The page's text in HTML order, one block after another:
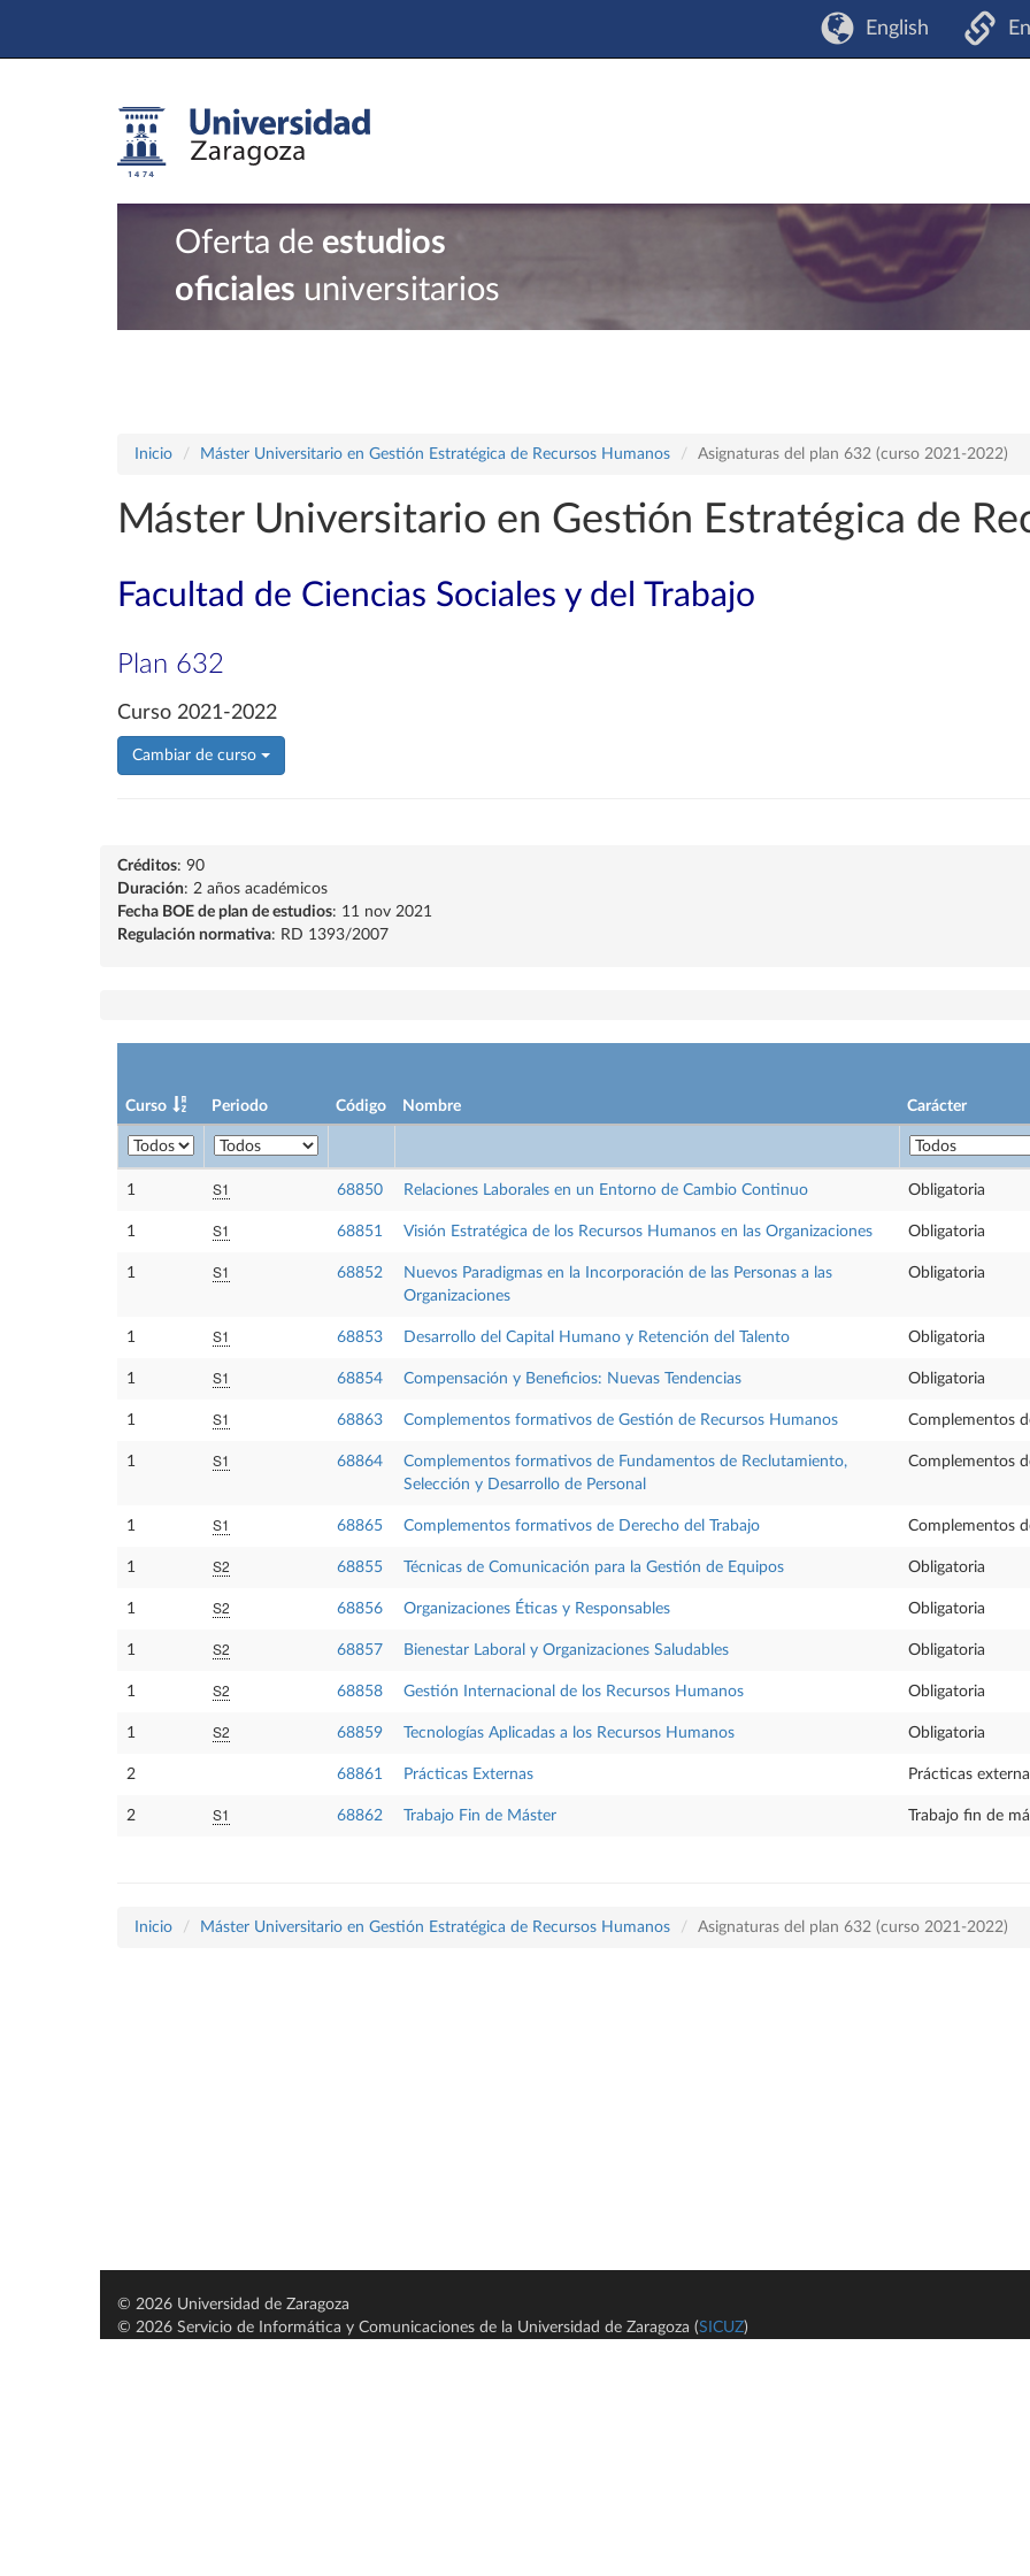
English
Oferta de estudios
oficiales universitarios
Inicio Máster Universitario en Gestión Estratégica de Recursos Humanos Asignaturas del plan 632 (curso 2021-2022)
Máster Universitario en Gestión Estratégica de
Facultad de Ciencias Sociales y del Trabajo
Plan 632
Curso 2021-2022
Cambiar de curso
Créditos: 90
Duración: 2 años académicos
Fecha BOE de plan de estudios: 11 nov 2021
Regulación normativa: RD 1393/2007
Curso Periodo Código Nombre Carácter
1 S1 68850 Relaciones Laborales en un Entorno de Cambio Continuo Obligatoria
1 S1 68851 Visión Estratégica de los Recursos Humanos en las Organizaciones Obligatoria
1 S1 68852
Nuevos Paradigmas en la Incorporación de las Personas a las
Organizaciones
Obligatoria
1 S1 68853 Desarrollo del Capital Humano y Retención del Talento Obligatoria
1 S1 68854 Compensación y Beneficios: Nuevas Tendencias Obligatoria
1 S1 68863 Complementos formativos de Gestión de Recursos Humanos Complementos
1 S1 68864
Complementos formativos de Fundamentos de Reclutamiento,
Selección y Desarrollo de Personal
Complementos
1 S1 68865 Complementos formativos de Derecho del Trabajo Complementos
1 S2 68855 Técnicas de Comunicación para la Gestión de Equipos Obligatoria
1 S2 68856 Organizaciones Éticas y Responsables Obligatoria
1 S2 68857 Bienestar Laboral y Organizaciones Saludables Obligatoria
1 S2 68858 Gestión Internacional de los Recursos Humanos Obligatoria
1 S2 68859 Tecnologías Aplicadas a los Recursos Humanos Obligatoria
2 68861 Prácticas Externas Prácticas
2 S1 68862 Trabajo Fin de Máster Trabajo fin de
Inicio Máster Universitario en Gestión Estratégica de Recursos Humanos Asignaturas del plan 632 (curso 2021-2022)
© 2026 Universidad de Zaragoza
© 2026 Servicio de Informática y Comunicaciones de la Universidad de Zaragoza (SICUZ)